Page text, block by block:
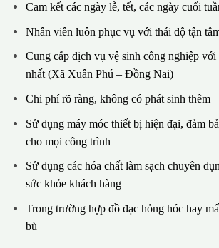
Cam kết các ngày lễ, tết, các ngày cuối
Nhân viên luôn phục vụ với thái độ tận
Cung cấp dịch vụ vệ sinh công nghiệp với
nhất (Xã Xuân Phú – Đồng Nai)
Chi phí rõ ràng, không có phát sinh thêm
Sử dụng máy móc thiết bị hiện đại, đảm
cho mọi công trình
Sử dụng các hóa chất làm sạch chuyên
sức khỏe khách hàng
Trong trường hợp đồ đạc hỏng hóc hay
bù